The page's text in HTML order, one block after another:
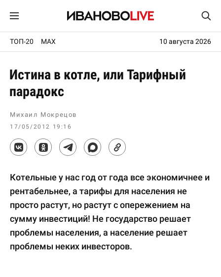
ТОП-20 MAX 10 августа 2026
Истина в котле, или Тарифный
парадокс
Михаил Мокрецов
17/05/2012 19:16
Котельные у нас год от года все экономичнее и
рентабельнее, а тарифы для населения не
просто растут, но растут с опережением на
сумму инвестиций! Не государство решает
проблемы населения, а население решает
проблемы неких инвесторов.